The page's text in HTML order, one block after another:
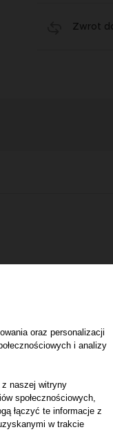
Zwrot
oraz personalizacji
i analizy
naszej witryny
społecznościowych,
łączyć te informacje z
w trakcie